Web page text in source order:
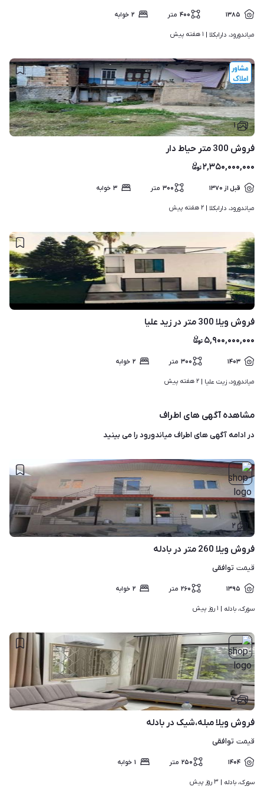
۱۳۸۵ ۴۰۰ متر ۲ خوابه
میاندورود، دارابکلا | ۱ هفته پیش
۱
فروش 300 متر حیاط دار
۲,۳۵۰,۰۰۰,۰۰۰
قبل از ۱۳۷۰ ۳۰۰ متر ۳ خوابه
میاندورود، دارابکلا | ۲ هفته پیش
۴
فروش ویلا 300 متر در زید علیا
۵,۹۰۰,۰۰۰,۰۰۰
۱۴۰۳ ۳۰۰ متر ۲ خوابه
میاندورود، زیت علیا | ۲ هفته پیش
مشاهده آگهی های اطراف
در ادامه آگهی هایاطراف میاندورودرا می بینید
۲
فروش ویلا 260 متر در بادله
قیمت توافقی
۱۳۹۵ ۲۶۰ متر ۲ خوابه
سورک، بادله | ۱ روز پیش
۵
فروش ویلا مبله،شیک در بادله
قیمت توافقی
۱۴۰۴ ۲۵۰ متر ۱ خوابه
سورک، بادله | ۳ روز پیش